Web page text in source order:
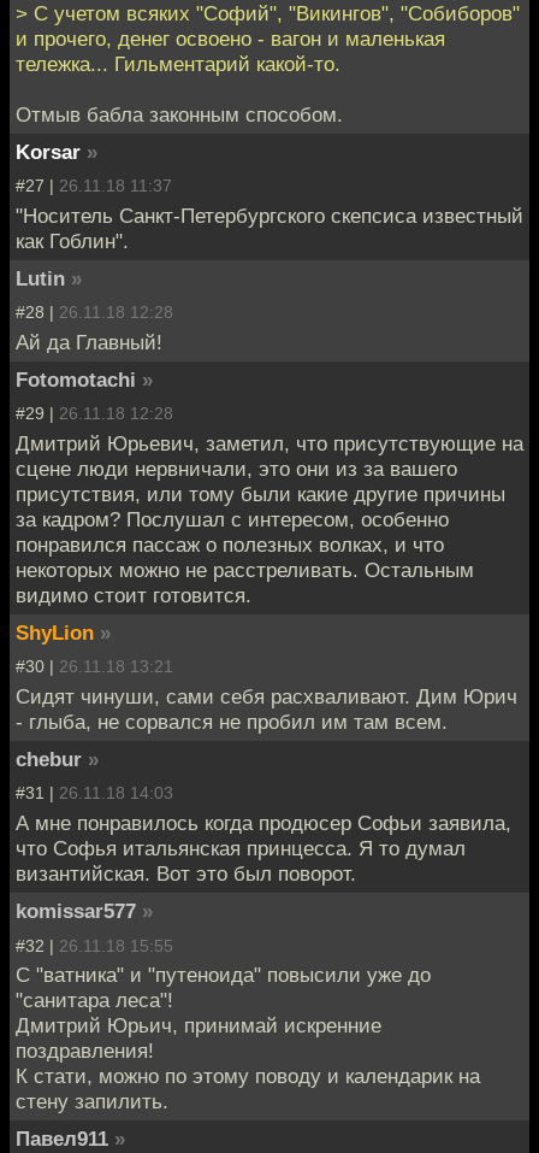
> С учетом всяких "Софий", "Викингов", "Собиборов"
и прочего, денег освоено - вагон и маленькая
тележка... Гильментарий какой-то.
Отмыв бабла законным способом.
Korsar »
#27 | 26.11.18 11:37
"Носитель Санкт-Петербургского скепсиса известный
как Гоблин".
Lutin »
#28 | 26.11.18 12:28
Ай да Главный!
Fotomotachi »
#29 | 26.11.18 12:28
Дмитрий Юрьевич, заметил, что присутствующие на
сцене люди нервничали, это они из за вашего
присутствия, или тому были какие другие причины
за кадром? Послушал с интересом, особенно
понравился пассаж о полезных волках, и что
некоторых можно не расстреливать. Остальным
видимо стоит готовится.
ShyLion »
#30 | 26.11.18 13:21
Сидят чинуши, сами себя расхваливают. Дим Юрич
- глыба, не сорвался не пробил им там всем.
chebur »
#31 | 26.11.18 14:03
А мне понравилось когда продюсер Софьи заявила,
что Софья итальянская принцесса. Я то думал
византийская. Вот это был поворот.
komissar577 »
#32 | 26.11.18 15:55
С "ватника" и "путеноида" повысили уже до
"санитара леса"!
Дмитрий Юрьич, принимай искренние
поздравления!
К стати, можно по этому поводу и календарик на
стену запилить.
Павел911 »